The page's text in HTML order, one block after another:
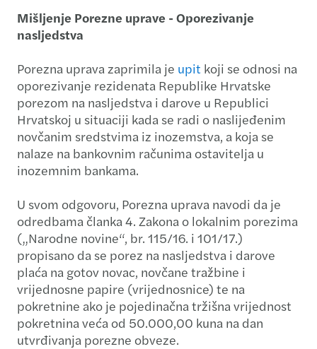
Mišljenje Porezne uprave - Oporezivanje
nasljedstva
Porezna uprava zaprimila je upit koji se odnosi na
oporezivanje rezidenata Republike Hrvatske
porezom na nasljedstva i darove u Republici
Hrvatskoj u situaciji kada se radi o naslijeđenim
novčanim sredstvima iz inozemstva, a koja se
nalaze na bankovnim računima ostavitelja u
inozemnim bankama.
U svom odgovoru, Porezna uprava navodi da je
odredbama članka 4. Zakona o lokalnim porezima
(„Narodne novine“, br. 115/16. i 101/17.)
propisano da se porez na nasljedstva i darove
plaća na gotov novac, novčane tražbine i
vrijednosne papire (vrijednosnice) te na
pokretnine ako je pojedinačna tržišna vrijednost
pokretnina veća od 50.000,00 kuna na dan
utvrđivanja porezne obveze.